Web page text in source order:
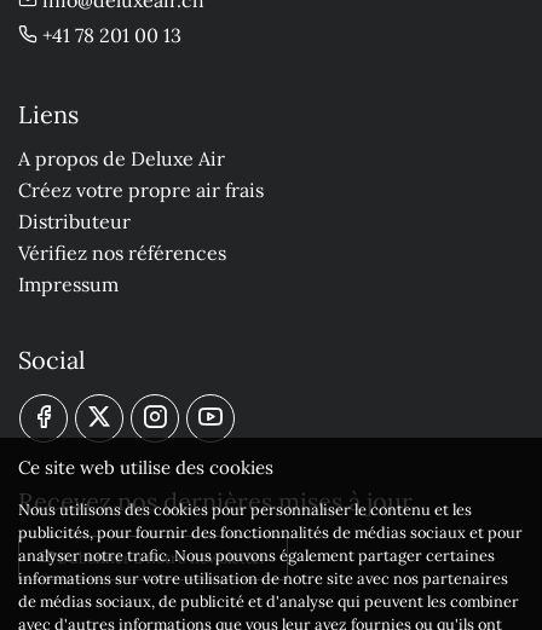
+41 78 201 00 13
Liens
A propos de Deluxe Air
Créez votre propre air frais
Distributeur
Vérifiez nos références
Impressum
Social
Recevez nos dernières mises à jour
S'abonner à notre newsletter
Ce site web utilise des cookies
Nous utilisons des cookies pour personnaliser le contenu et les
publicités, pour fournir des fonctionnalités de médias sociaux et pour
analyser notre trafic. Nous pouvons également partager certaines
informations sur votre utilisation de notre site avec nos partenaires
de médias sociaux, de publicité et d'analyse qui peuvent les combiner
avec d'autres informations que vous leur avez fournies ou qu'ils ont